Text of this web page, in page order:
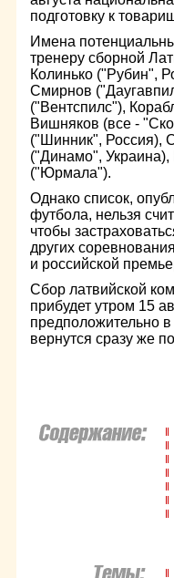
подготовку к
Имена
тренеру сборной
Колинько ("Рубин",
Смирнов
("Вентспилс"),
Вишняков (все -
("Шинник", Россия),
("Динамо", Украина),
("Юрмала").
Однако список,
футбола, нельзя
чтобы
других
и российской
Сбор латвийской
прибудет утром 15
предположительно
вернутся сразу же